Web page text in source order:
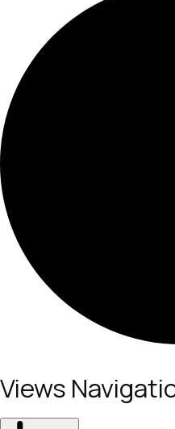
Εκδηλώσεις
Views